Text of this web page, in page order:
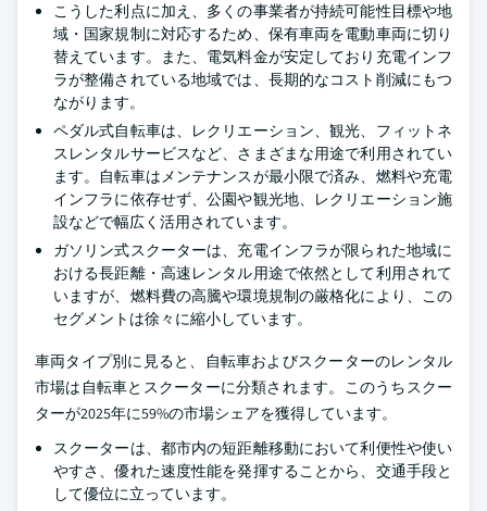
こうした利点に加え、多くの事業者が持続可能性目標や地
域・国家規制に対応するため、保有車両を電動車両に切り
替えています。また、電気料金が安定しており充電インフ
ラが整備されている地域では、長期的なコスト削減にもつ
ながります。
ペダル式自転車は、レクリエーション、観光、フィットネ
スレンタルサービスなど、さまざまな用途で利用されてい
ます。自転車はメンテナンスが最小限で済み、燃料や充電
インフラに依存せず、公園や観光地、レクリエーション施
設などで幅広く活用されています。
ガソリン式スクーターは、充電インフラが限られた地域に
おける長距離・高速レンタル用途で依然として利用されて
いますが、燃料費の高騰や環境規制の厳格化により、この
セグメントは徐々に縮小しています。
車両タイプ別に見ると、自転車およびスクーターのレンタル
市場は自転車とスクーターに分類されます。このうちスクー
ターが2025年に59%の市場シェアを獲得しています。
スクーターは、都市内の短距離移動において利便性や使い
やすさ、優れた速度性能を発揮することから、交通手段と
して優位に立っています。